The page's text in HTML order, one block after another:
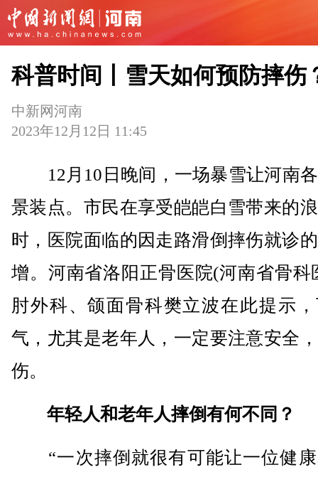
科普时间丨雪天如何预防摔伤
中新网河南
2023年12月12日 11:45
12月10日晚间，一场暴雪让河南
景装点。市民在享受皑皑白雪带来的
时，医院面临的因走路滑倒摔伤就诊
增。河南省洛阳正骨医院(河南省骨科
肘外科、颌面骨科樊立波在此提示
气，尤其是老年人，一定要注意安全
伤。
年轻人和老年人摔倒有何不同？
“一次摔倒就很有可能让一位健康